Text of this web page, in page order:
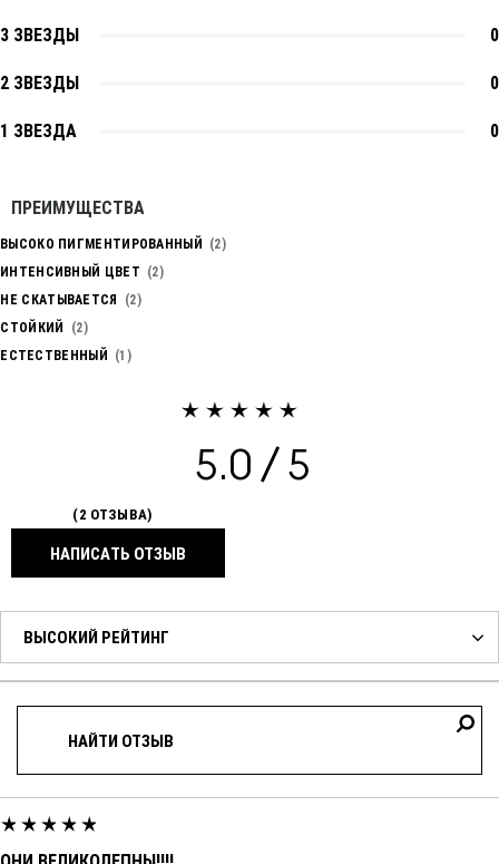
3 ЗВЕЗДЫ 0
2 ЗВЕЗДЫ 0
1 ЗВЕЗДА 0
ПРЕИМУЩЕСТВА
ВЫСОКО ПИГМЕНТИРОВАННЫЙ
2
ИНТЕНСИВНЫЙ ЦВЕТ
2
НЕ СКАТЫВАЕТСЯ
2
СТОЙКИЙ
2
ЕСТЕСТВЕННЫЙ
1
5.0
2 ОТЗЫВА
НАПИСАТЬ ОТЗЫВ